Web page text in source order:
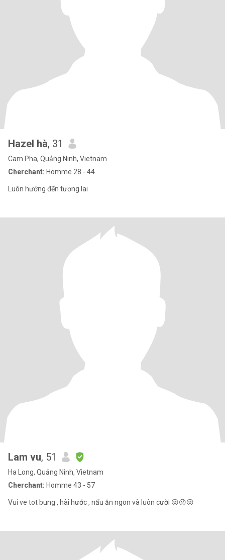
Hazel hà, 31
Cam Pha, Quảng Ninh, Vietnam
Cherchant: Homme 28 - 44
Luôn hướng đến tương lai
Lam vu, 51
Ha Long, Quảng Ninh, Vietnam
Cherchant: Homme 43 - 57
Vui ve tot bung , hài hước , nấu ăn ngon và luôn cười 😜😜😜